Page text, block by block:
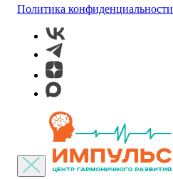
Политика конфиденциальности